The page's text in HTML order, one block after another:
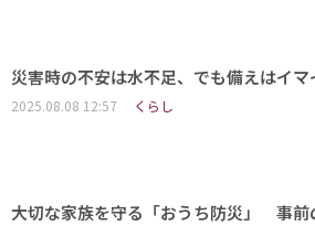
災害時の不安は水不足、でも備えはイ
2025.08.08 12:57 くらし
大切な家族を守る「おうち防災」 事前